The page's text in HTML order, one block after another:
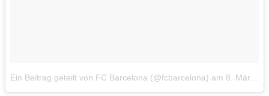
Ein Beitrag geteilt von FC Barcelona (@fcbarcelona) am 8. Mär 2017 um 14:06 Uhr